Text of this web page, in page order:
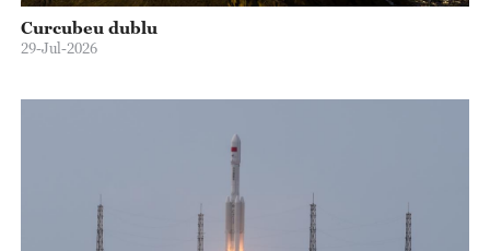
Curcubeu dublu
29-Jul-2026